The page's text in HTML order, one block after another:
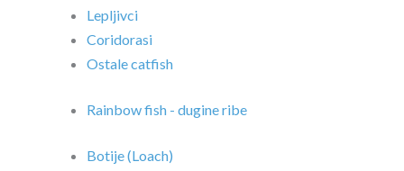
Lepljivci
Coridorasi
Ostale catfish
Rainbow fish - dugine ribe
Botije (Loach)